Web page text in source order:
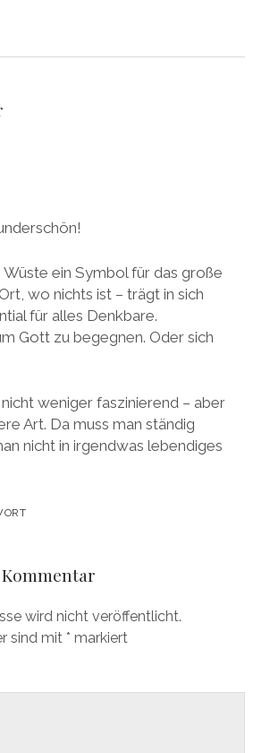
ein Symbol für das große
wo nichts ist – trägt in sich
für alles Denkbare.
Gott zu begegnen. Oder sich
weniger faszinierend – aber
Art. Da muss man ständig
nicht in irgendwas lebendiges
wird nicht veröffentlicht.
sind mit * markiert